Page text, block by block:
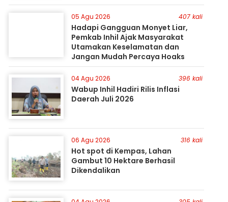
05 Agu 2026 407 kali
Hadapi Gangguan Monyet Liar,
Pemkab Inhil Ajak Masyarakat
Utamakan Keselamatan dan
Jangan Mudah Percaya Hoaks
04 Agu 2026 396 kali
Wabup Inhil Hadiri Rilis Inflasi
Daerah Juli 2026
06 Agu 2026 316 kali
Hot spot di Kempas, Lahan
Gambut 10 Hektare Berhasil
Dikendalikan